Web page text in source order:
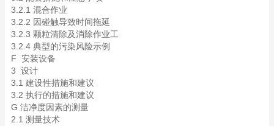
3.2.1 混合作业
3.2.2 因碰触导致时间拖延
3.2.3 颗粒清除及消除作业工
3.2.4 典型的污染风险示例
F 安装设备
3 设计
3.1 建设性措施和建议
3.2 执行的措施和建议
G 洁净度因素的测量
2.1 测量技术